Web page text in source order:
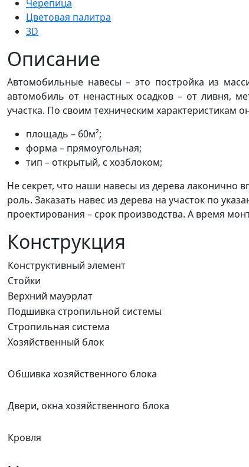
Черепица
Цветовая палитра
3D
Описание
Автомобильные навесы – это постройка из
автомобиль от ненастных осадков – от ливня,
участка. По своим техническим характеристикам
площадь – 60м²;
форма – прямоугольная;
тип – открытый, с хозблоком;
Не секрет, что наши навесы из дерева лаконично
роль. Заказать навес из дерева на участок по
проектирования – срок производства. А время
Конструкция
Конструктивный элемент
Стойки
Верхний мауэрлат
Подшивка стропильной системы
Стропильная система
Хозяйственный блок
Обшивка хозяйственного блока
Двери, окна хозяйственного блока
Кровля